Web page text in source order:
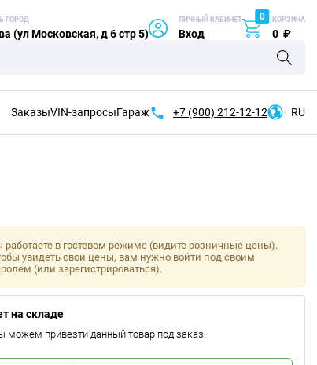
ГОРОД
(ул Московская, д 6 стр 5)
ЛИЧНЫЙ КАБИНЕТ
Вход
0 КОРЗИНА
0 ₽
ЗаказыVIN-запросыГараж +7 (900) 212-12-12 RU
работаете в гостевом режиме (видите розничные цены).
увидеть свои цены, вам нужно войти под своим
(или зарегистрироваться).
на складе
можем привезти данный товар под заказ.